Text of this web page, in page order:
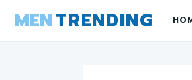
MENTRENDING